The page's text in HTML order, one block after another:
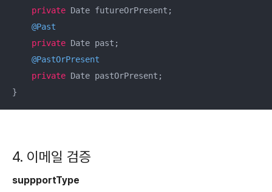
private Date futureOrPresent;
@Past
private Date past;
@PastOrPresent
private Date pastOrPresent;
}
4. 이메일 검증
suppportType